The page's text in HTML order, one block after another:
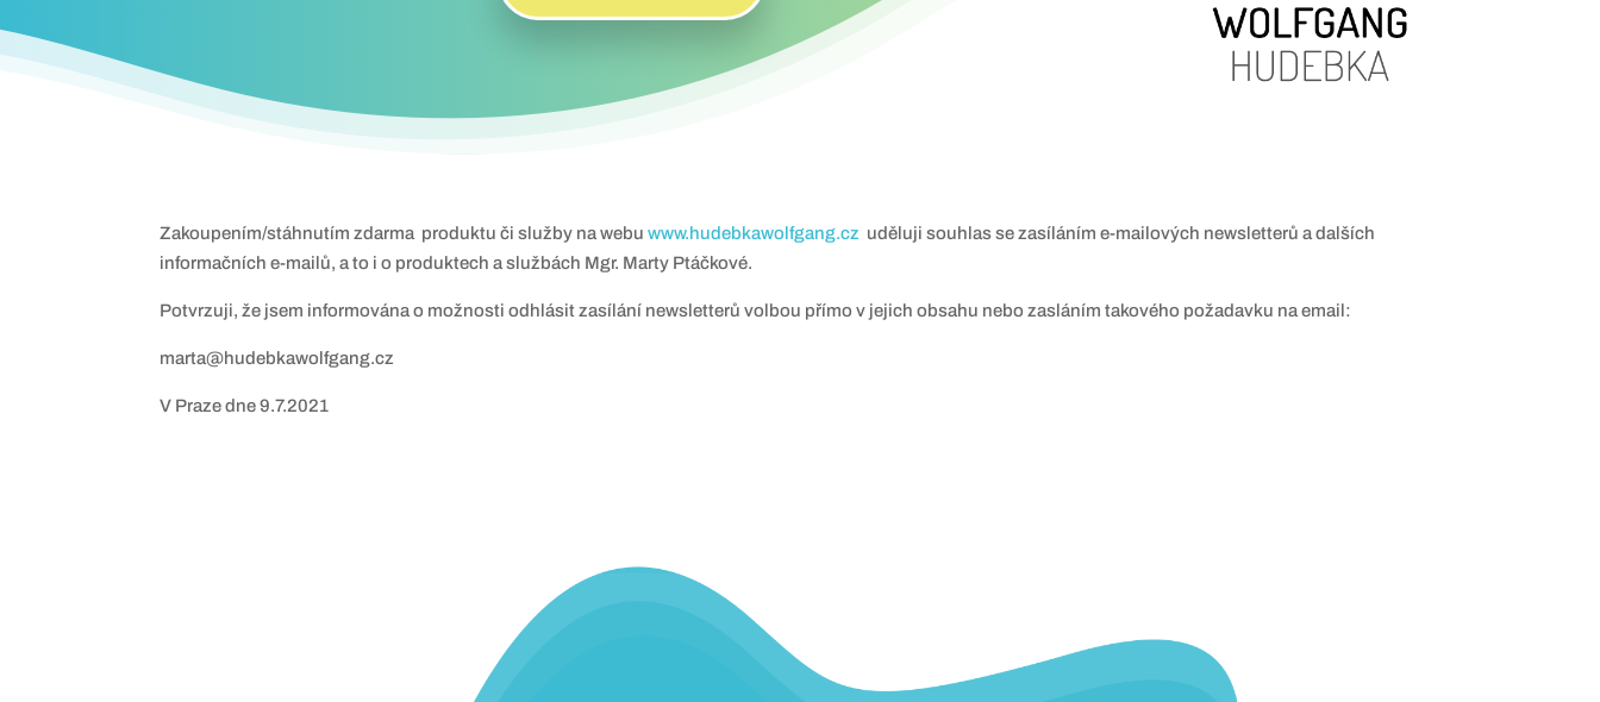
Zakoupením/stáhnutím zdarma produktu či služby na webuwww.hudebkawolfgang.cz uděluji souhlas se zasíláním e-mailových newsletterů a dalších
informačních e-mailů, a to i o produktech a službách Mgr. Marty Ptáčkové.
Potvrzuji, že jsem informována o možnosti odhlásit zasílání newsletterů volbou přímo v jejich obsahu nebo zasláním takového požadavku na email:
marta@hudebkawolfgang.cz
V Praze dne 9.7.2021